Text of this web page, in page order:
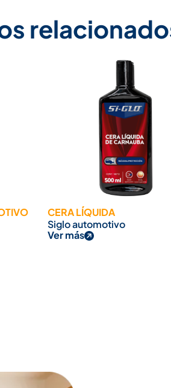
CERA LÍQUIDA
Siglo automotivo
Ver más